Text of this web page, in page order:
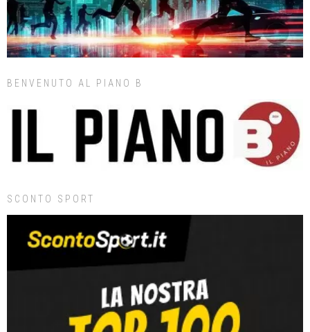
BENVENUTO AL PIANO B
SCONTO SPORT